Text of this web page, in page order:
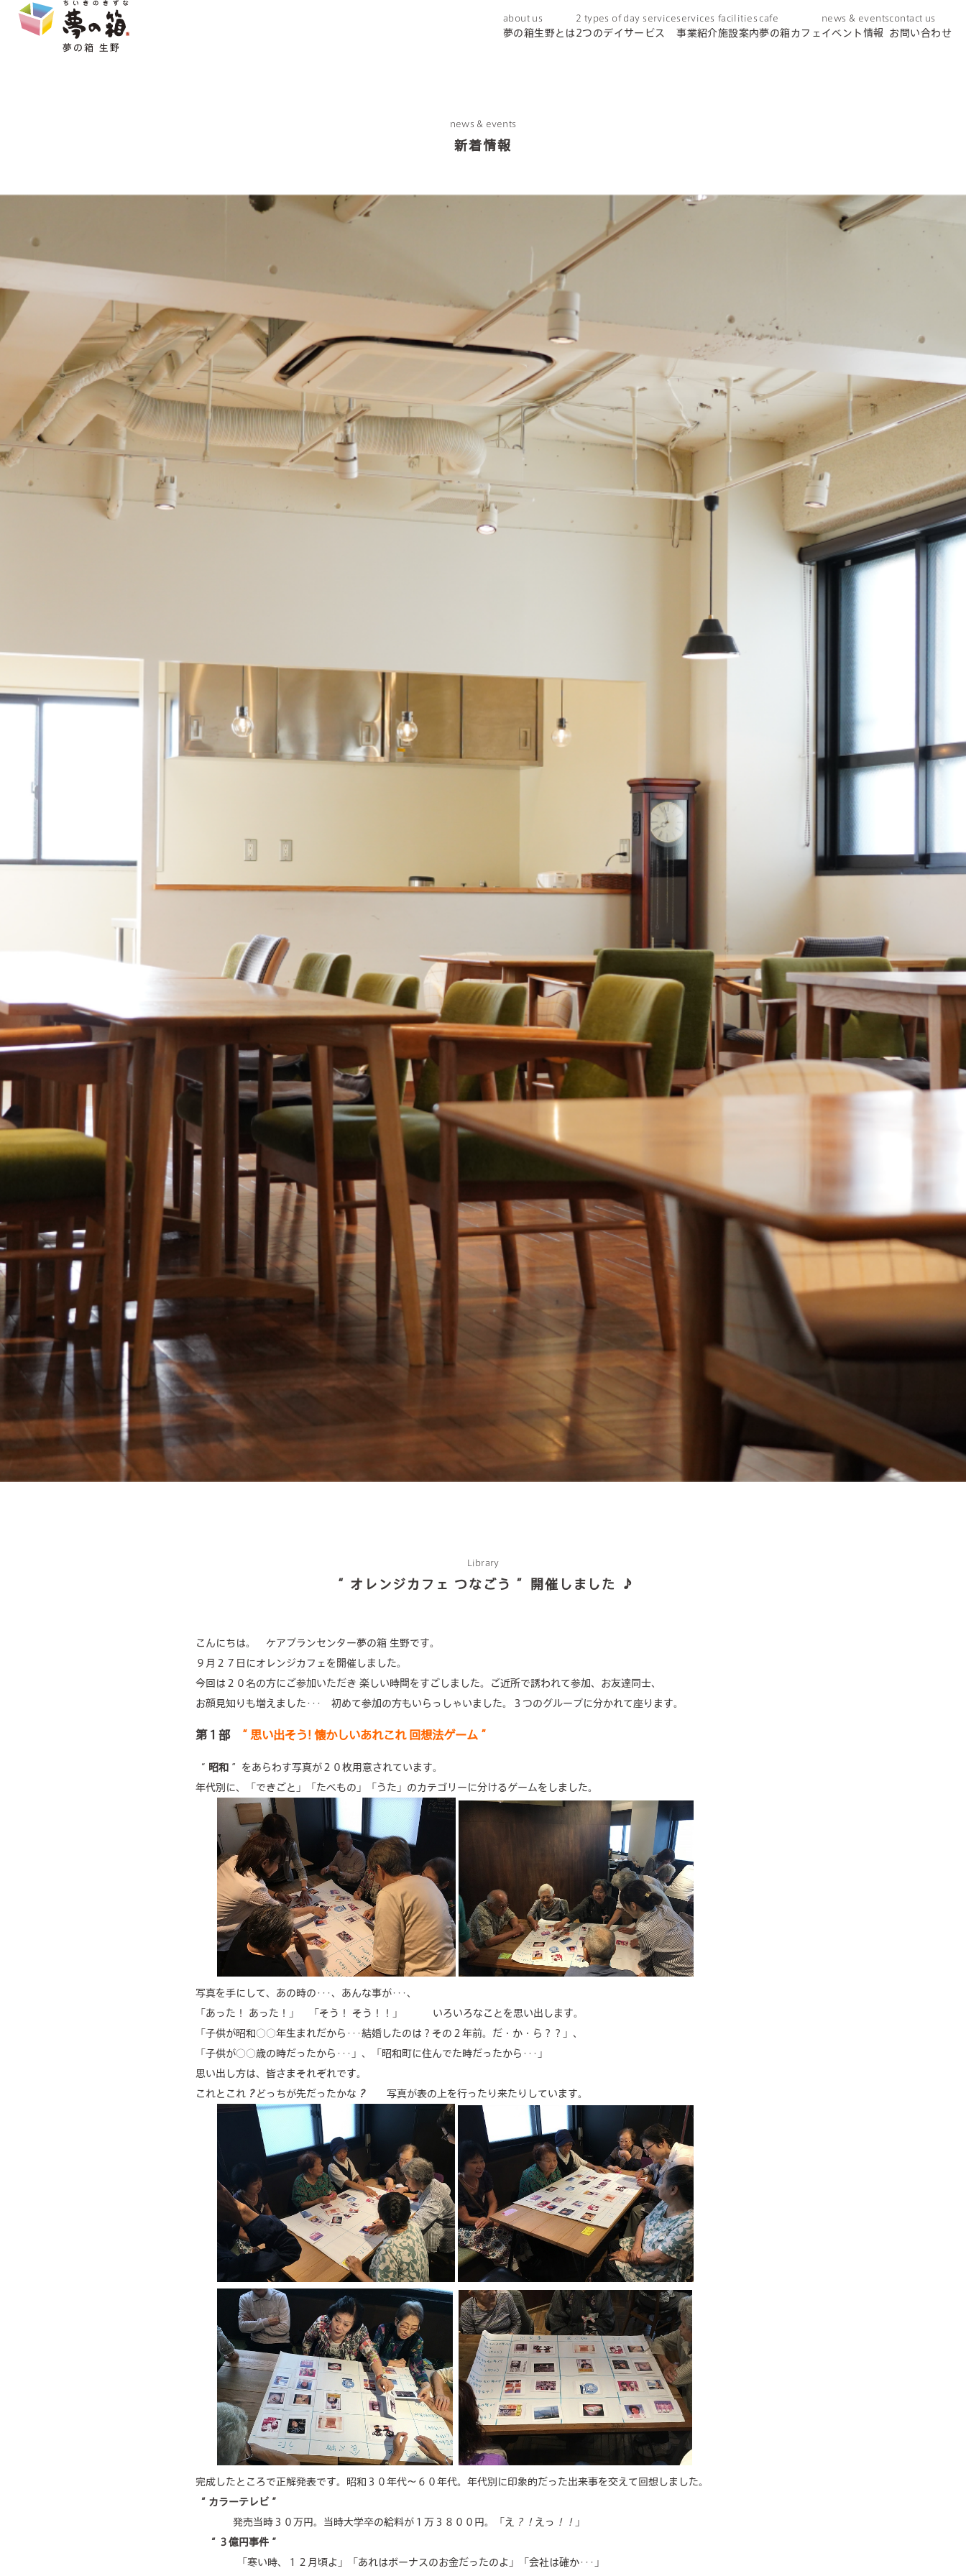
about us
夢の箱生野とは
2 types of day service
2つのデイサービス
services
事業紹介
ケアプランセンター
facilities
施設案内
cafe
夢の箱カフェ
news & events
イベント情報
contact us
お問い合わせ
care plan center
news & events
news & events
新着情報
Library
“ オレンジカフェ つなごう ”開催しました ♪
こんにちは。 ケアプランセンター夢の箱 生野です。
９月２７日にオレンジカフェを開催しました。
今回は２０名の方にご参加いただき 楽しい時間をすごしました。ご近所で誘われて参加、お友達同士、
お顔見知りも増えました･･･ 初めて参加の方もいらっしゃいました。３つのグループに分かれて座ります。
第１部“ 思い出そう! 懐かしいあれこれ 回想法ゲーム ”
“ 昭和 ”をあらわす写真が２０枚用意されています。
年代別に、「できごと」「たべもの」「うた」のカテゴリーに分けるゲームをしました。
写真を手にして、あの時の･･･、あんな事が･･･、
「あった！ あった！」 「そう！ そう！！」 いろいろなことを思い出します。
「子供が昭和○○年生まれだから･･･結婚したのは？その２年前。だ・か・ら？？」、
「子供が○○歳の時だったから･･･」、「昭和町に住んでた時だったから･･･」
思い出し方は、皆さまそれぞれです。
これとこれ ？ どっちが先だったかな ？ 写真が表の上を行ったり来たりしています。
完成したところで正解発表です。昭和３０年代～６０年代。年代別に印象的だった出来事を交えて回想しました。
“ カラーテレビ ”
発売当時３０万円。当時大学卒の給料が１万３８００円。「え
？！ えっ ！！ 」
“ ３億円事件 ”
「寒い時、１２月頃よ」「あれはボーナスのお金だったのよ」「会社は確か･･･」